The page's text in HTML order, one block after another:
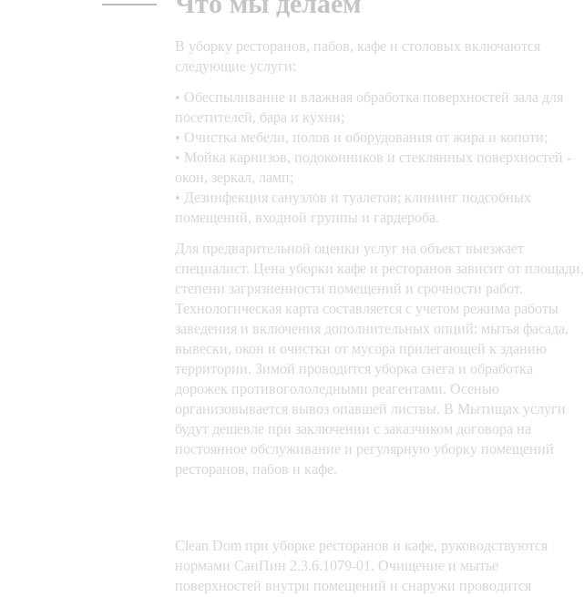
В уборку ресторанов, пабов, кафе и столовых включаются
следующие услуги:
• Обеспыливание и влажная обработка поверхностей зала для
посетителей, бара и кухни;
• Очистка мебели, полов и оборудования от жира и копоти;
• Мойка карнизов, подоконников и стеклянных поверхностей -
окон, зеркал, ламп;
• Дезинфекция санузлов и туалетов; клининг подсобных
помещений, входной группы и гардероба.
Для предварительной оценки услуг на объект выезжает
специалист. Цена уборки кафе и ресторанов зависит от площади,
степени загрязненности помещений и срочности работ.
Технологическая карта составляется с учетом режима работы
заведения и включения дополнительных опций: мытья фасада,
вывески, окон и очистки от мусора прилегающей к зданию
территории. Зимой проводится уборка снега и обработка
дорожек противогололедными реагентами. Осенью
организовывается вывоз опавшей листвы. В Мытищах услуги
будут дешевле при заключении с заказчиком договора на
постоянное обслуживание и регулярную уборку помещений
ресторанов, пабов и кафе.
Clean Dom при уборке ресторанов и кафе, руководствуются
нормами СанПин 2.3.6.1079-01. Очищение и мытье
поверхностей внутри помещений и снаружи проводится